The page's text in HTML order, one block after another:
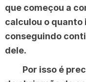
que começou a
calculou o quanto
conseguindo
dele.
Por isso é